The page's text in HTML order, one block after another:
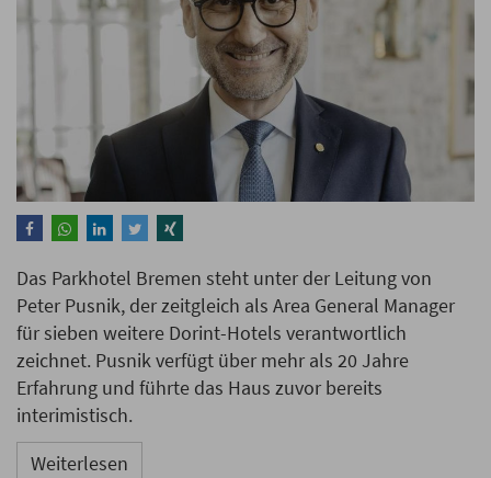
Das Parkhotel Bremen steht unter der Leitung von
Peter Pusnik, der zeitgleich als Area General Manager
für sieben weitere Dorint-Hotels verantwortlich
zeichnet. Pusnik verfügt über mehr als 20 Jahre
Erfahrung und führte das Haus zuvor bereits
interimistisch.
Weiterlesen